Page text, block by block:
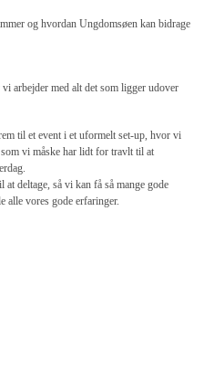
og hvordan Ungdomsøen kan bidrage
arbejder med alt det som ligger udover
til et event i et uformelt set-up, hvor vi
vi måske har lidt for travlt til at
deltage, så vi kan få så mange gode
alle vores gode erfaringer.